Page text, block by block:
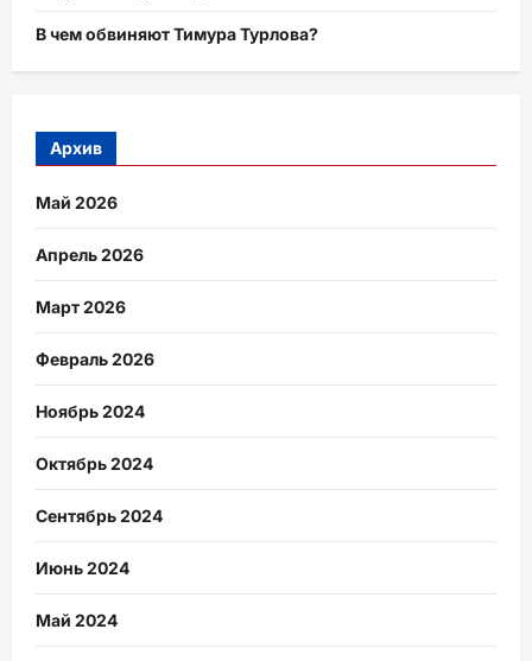
В чем обвиняют Тимура Турлова?
Архив
Май 2026
Апрель 2026
Март 2026
Февраль 2026
Ноябрь 2024
Октябрь 2024
Сентябрь 2024
Июнь 2024
Май 2024